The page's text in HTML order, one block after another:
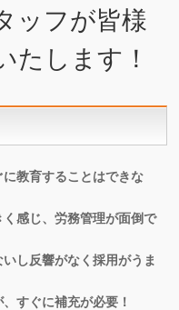
ッフが皆様
たします！
教育することはできな
感じ、労務管理が面倒で
し反響がなく採用がうま
すぐに補充が必要！